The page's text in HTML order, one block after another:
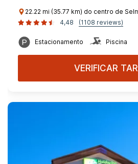
22.22 mi (35.77 km) do centro de
4,48
(1108 reviews)
Estacionamento Piscina
VERIFICAR